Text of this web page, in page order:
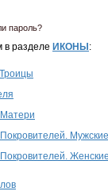
пароль?
в разделе ИКОНЫ :